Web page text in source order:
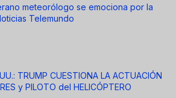
meteorólogo se emociona por la
Telemundo
TRUMP CUESTIONA LA ACTUACIÓN
y PILOTO del HELICÓPTERO